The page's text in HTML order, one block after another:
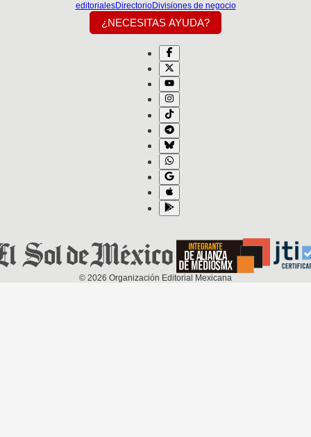
editorialesDirectorioDivisiones de negocio
¿NECESITAS AYUDA?
© 2026 Organización Editorial Mexicana